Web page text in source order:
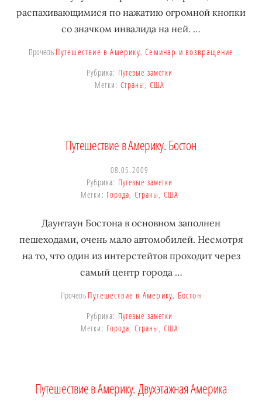
распахивающимися по нажатию огромной кнопки
со значком инвалида на ней. …
Прочесть Путешествие в Америку. Семинар и возвращение
Рубрика: Путевые заметки
Метки: Страны, США
Путешествие в Америку. Бостон
08.05.2009
Рубрика: Путевые заметки
Метки: Города, Страны, США
Даунтаун Бостона в основном заполнен
пешеходами, очень мало автомобилей. Несмотря
на то, что один из интерстейтов проходит через
самый центр города …
Прочесть Путешествие в Америку. Бостон
Рубрика: Путевые заметки
Метки: Города, Страны, США
Путешествие в Америку. Двухэтажная Америка